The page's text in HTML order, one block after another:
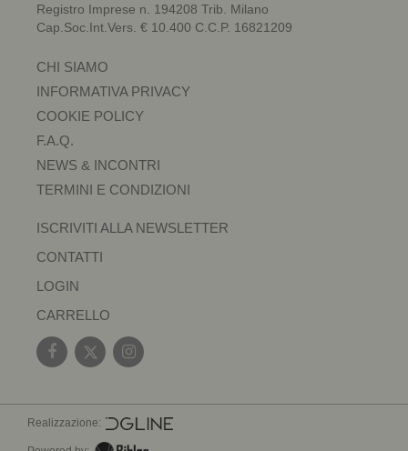
Registro Imprese n. 194208 Trib. Milano
Cap.Soc.Int.Vers. € 10.400 C.C.P. 16821209
CHI SIAMO
INFORMATIVA PRIVACY
COOKIE POLICY
F.A.Q.
NEWS & INCONTRI
TERMINI E CONDIZIONI
ISCRIVITI ALLA NEWSLETTER
CONTATTI
LOGIN
CARRELLO
Realizzazione: